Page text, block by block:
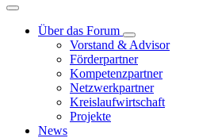
Über das Forum
Vorstand & Advisor
Förderpartner
Kompetenzpartner
Netzwerkpartner
Kreislaufwirtschaft
Projekte
News